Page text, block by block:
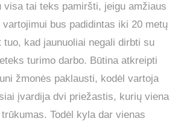
visa tai teks pamiršti, jeigu amžiaus
bus padidintas iki 20 metų
tuo, kad jaunuoliai negali dirbti su
turimo darbo. Būtina atkreipti
žmonės paklausti, kodėl vartoja
įvardija dvi priežastis, kurių viena
Todėl kyla dar vienas